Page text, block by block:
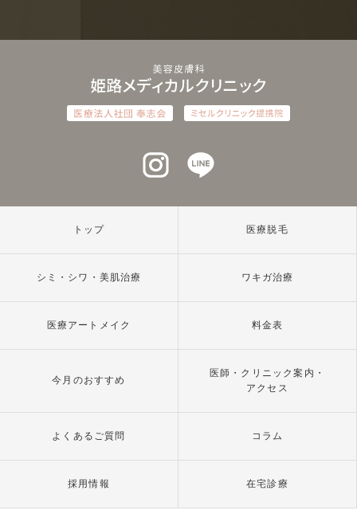
インスタグラム
トップ 医療脱毛
シミ・シワ・美肌治療 ワキガ治療
医療アートメイク 料金表
今月のおすすめ
医師・クリニック案内・
アクセス
よくあるご質問 コラム
採用情報 在宅診療